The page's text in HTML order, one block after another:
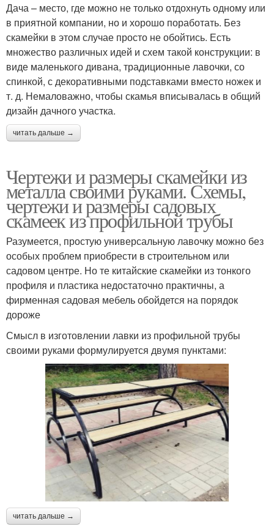
Дача – место, где можно не только отдохнуть одному или
в приятной компании, но и хорошо поработать. Без
скамейки в этом случае просто не обойтись. Есть
множество различных идей и схем такой конструкции: в
виде маленького дивана, традиционные лавочки, со
спинкой, с декоративными подставками вместо ножек и
т. д. Немаловажно, чтобы скамья вписывалась в общий
дизайн дачного участка.
читать дальше →
Чертежи и размеры скамейки из
металла своими руками. Схемы,
чертежи и размеры садовых
скамеек из профильной трубы
Разумеется, простую универсальную лавочку можно без
особых проблем приобрести в строительном или
садовом центре. Но те китайские скамейки из тонкого
профиля и пластика недостаточно практичны, а
фирменная садовая мебель обойдется на порядок
дороже
Смысл в изготовлении лавки из профильной трубы
своими руками формулируется двумя пунктами:
читать дальше →